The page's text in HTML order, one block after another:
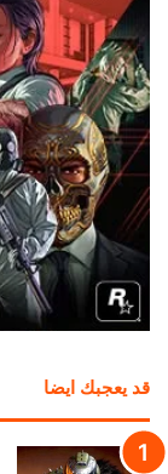
قد يعجبك ايضا